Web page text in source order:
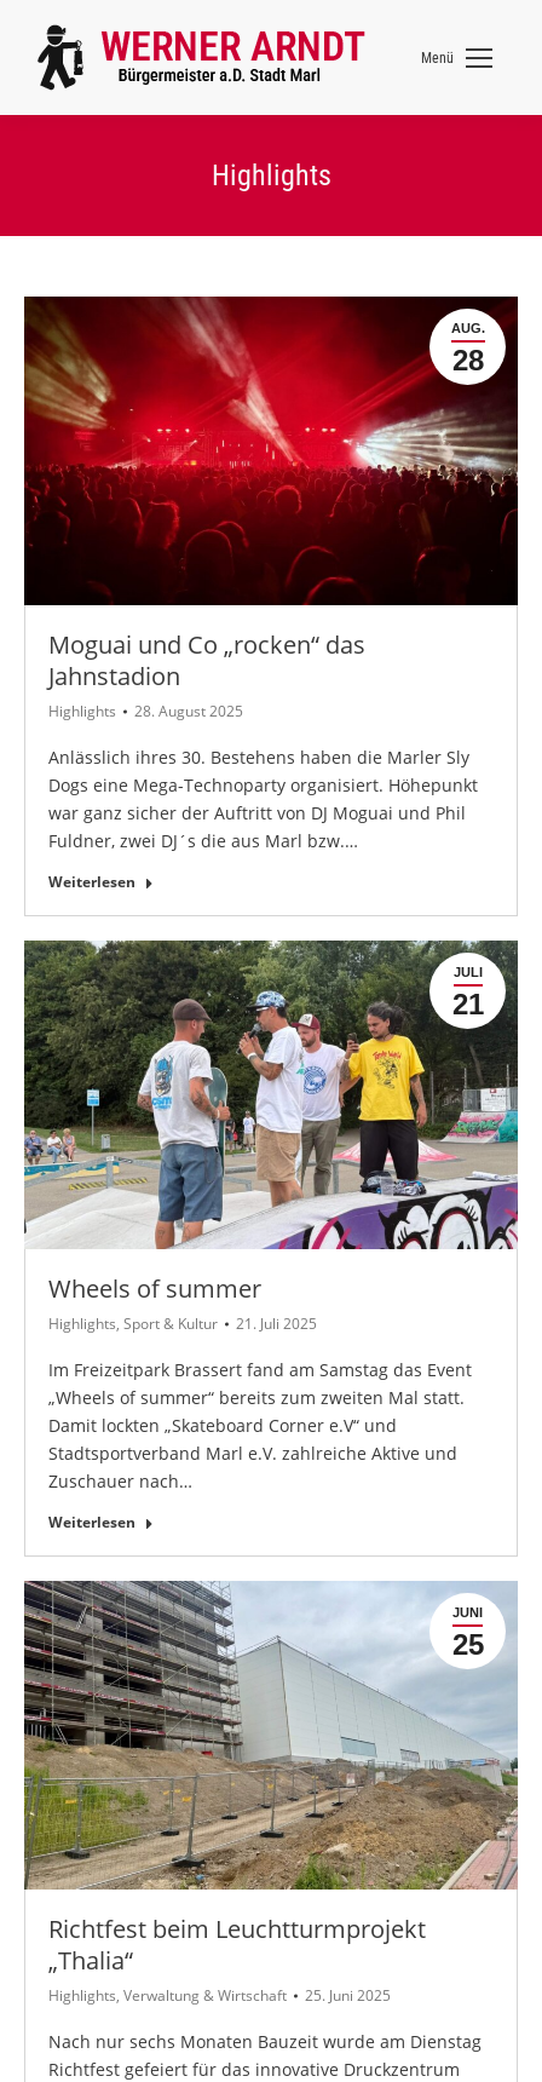
Menü
Highlights
AUG.
28
Moguai und Co „rocken“ das
Jahnstadion
Highlights 28. August 2025
Anlässlich ihres 30. Bestehens haben die Marler Sly
Dogs eine Mega-Technoparty organisiert. Höhepunkt
war ganz sicher der Auftritt von DJ Moguai und Phil
Fuldner, zwei DJ´s die aus Marl bzw.…
Weiterlesen
JULI
21
Wheels of summer
Highlights, Sport & Kultur 21. Juli 2025
Im Freizeitpark Brassert fand am Samstag das Event
„Wheels of summer“ bereits zum zweiten Mal statt.
Damit lockten „Skateboard Corner e.V“ und
Stadtsportverband Marl e.V. zahlreiche Aktive und
Zuschauer nach…
Weiterlesen
JUNI
25
Richtfest beim Leuchtturmprojekt
„Thalia“
Highlights, Verwaltung & Wirtschaft 25. Juni 2025
Nach nur sechs Monaten Bauzeit wurde am Dienstag
Richtfest gefeiert für das innovative Druckzentrum